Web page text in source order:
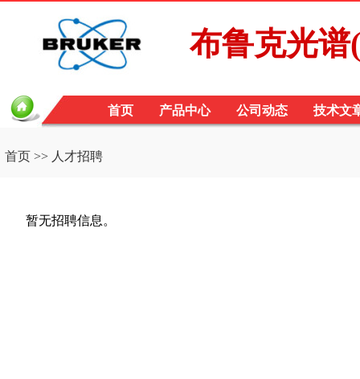
布鲁克光
首页 产品中心 公司动态 技术文
首页 >> 人才招聘
暂无招聘信息。